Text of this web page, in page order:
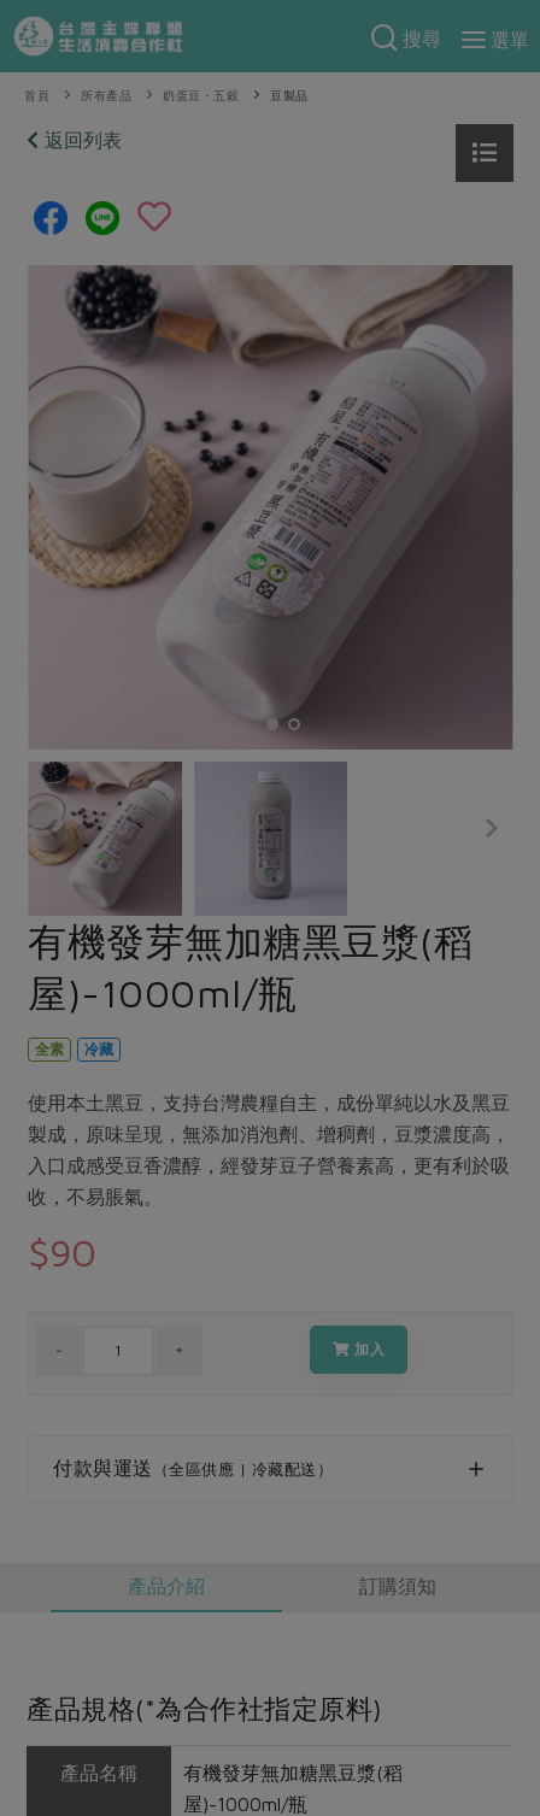
搜尋
選單
產品分類
當季蔬果
芽苗類
辛香料類
奶蛋豆・五穀
蛋 乳製品
米麵雜糧
肉品・水產
畜產肉類 水產
水畜加工品
休閒零嘴 沖泡飲品
保健食品
居家好物
個人清潔
家庭清潔 織品
日用品 圖書禮品
防災用品
最新產品
優惠專區
食譜料理
食材
海鮮
常備菜
蔬食
料理方式
漬物
涼拌沙拉
飲品
主題食譜
異國料理
養身食補
節慶大餐
高麗菜海鮮煎餅
特別企畫
預購活動
把最好的台灣味帶回家！
防災用品預購圓滿結束
2026年端午節預購圓滿結束
當季產品
傳到心坎裡，誠心又澎派
議題活動
主婦聯盟X樂齡網特約優惠案
30%rPET紅烏龍茶
2024農業發展計畫年度報告
更多議題活動
傳到心坎裡，誠心又澎派
綠主張
觀點文章
主婦食堂 一籃菜真心話
社內大小事 合作聯合國
產品故事 生活提案
樂齡生活 親子食育
廚房瑜伽
廢核運動 能源議題
減添加物 減塑減廢
公益金 食農教育
更多議題
生活者e週報
綠主張月刊
典藏閱覽室
關於合作社
認識合作社
合作社組織
員工與求才
社員權益
合作社法規
社務專區
選舉專區
最新消息
下載專區
地區活動
社務會議
重要公告
首頁 所有產品 奶蛋豆・五穀 豆製品
返回列表
有機發芽無加糖黑豆漿(稻
屋)-1000ml/瓶
全素 冷藏
使用本土黑豆，支持台灣農糧自主，成份單純以水及黑豆
製成，原味呈現，無添加消泡劑、增稠劑，豆漿濃度高，
入口成感受豆香濃醇，經發芽豆子營養素高，更有利於吸
收，不易脹氣。
$90
加入
付款與運送 （全區供應 | 冷藏配送）
產品介紹 訂購須知
產品規格(*為合作社指定原料)
產品名稱
有機發芽無加糖黑豆漿(稻
屋)-1000ml/瓶